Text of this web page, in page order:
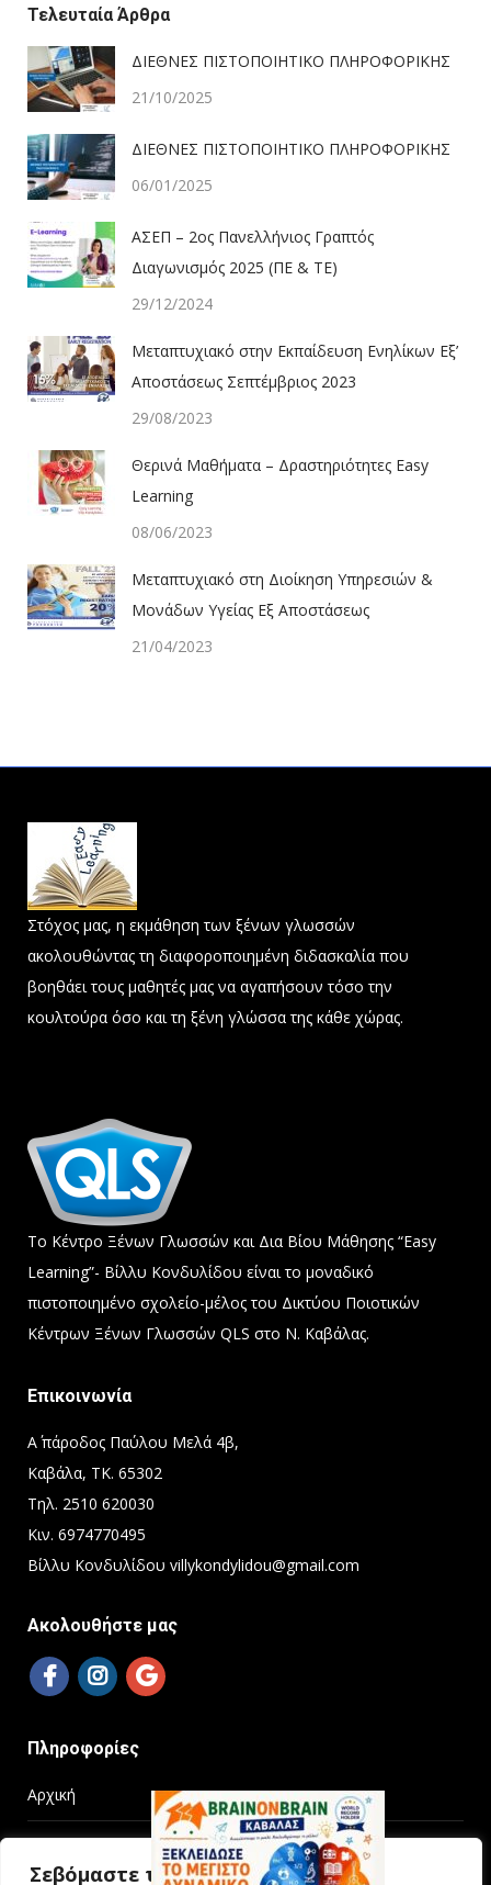
Σεβόμαστε την ιδιωτικότητά σας
Τελευταία Άρθρα
ΔΙΕΘΝΕΣ ΠΙΣΤΟΠΟΙΗΤΙΚΟ ΠΛΗΡΟΦΟΡΙΚΗΣ
21/10/2025
ΔΙΕΘΝΕΣ ΠΙΣΤΟΠΟΙΗΤΙΚΟ ΠΛΗΡΟΦΟΡΙΚΗΣ
06/01/2025
ΑΣΕΠ – 2ος Πανελλήνιος Γραπτός
Διαγωνισμός 2025 (ΠΕ & ΤΕ)
29/12/2024
Μεταπτυχιακό στην Εκπαίδευση Ενηλίκων Εξ’
Αποστάσεως Σεπτέμβριος 2023
29/08/2023
Θερινά Μαθήματα – Δραστηριότητες Easy
Learning
08/06/2023
Μεταπτυχιακό στη Διοίκηση Υπηρεσιών &
Μονάδων Υγείας Εξ Αποστάσεως
21/04/2023
Στόχος μας, η εκμάθηση των ξένων γλωσσών
ακολουθώντας τη διαφοροποιημένη διδασκαλία που
βοηθάει τους μαθητές μας να αγαπήσουν τόσο την
κουλτούρα όσο και τη ξένη γλώσσα της κάθε χώρας.
Το Κέντρο Ξένων Γλωσσών και Δια Βίου Μάθησης “Easy
Learning”- Βίλλυ Κονδυλίδου είναι το μοναδικό
πιστοποιημένο σχολείο-μέλος του Δικτύου Ποιοτικών
Κέντρων Ξένων Γλωσσών QLS στο Ν. Καβάλας.
Επικοινωνία
Α΄ πάροδος Παύλου Μελά 4β,
Καβάλα, ΤΚ. 65302
Τηλ. 2510 620030
Κιν. 6974770495
Βίλλυ Κονδυλίδου villykondylidou@gmail.com
Ακολουθήστε μας
Πληροφορίες
Αρχική